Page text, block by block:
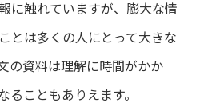
に触れていますが、膨大な情
とは多くの人にとって大きな
の資料は理解に時間がかか
ることもありえます。